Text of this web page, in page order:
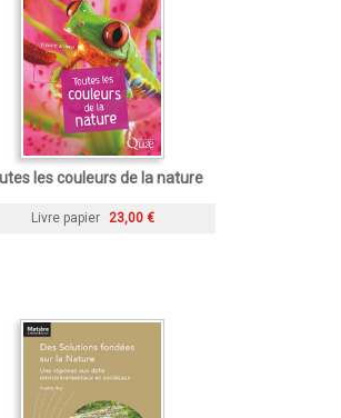
les couleurs de la nature
Livre papier 23,00 €